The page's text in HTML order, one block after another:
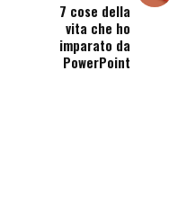
7 cose della
vita che ho
imparato da
PowerPoint